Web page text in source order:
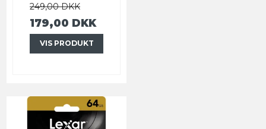
249,00 DKK
179,00 DKK
VIS PRODUKT